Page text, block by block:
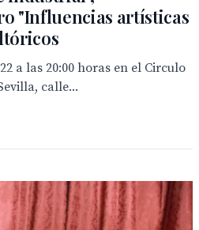
"Influencias artísticas
a las 20:00 horas en el Circulo
calle...